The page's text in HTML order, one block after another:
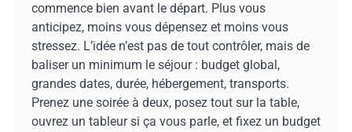
commence bien avant le départ. Plus vous
anticipez, moins vous dépensez et moins vous
stressez. L’idée n’est pas de tout contrôler, mais de
baliser un minimum le séjour : budget global,
grandes dates, durée, hébergement, transports.
Prenez une soirée à deux, posez tout sur la table,
ouvrez un tableur si ça vous parle, et fixez un budget